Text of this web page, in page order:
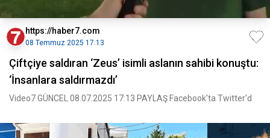
https://haber7.com
08 Temmuz 2025 17:13
Çiftçiye saldıran ‘Zeus’ isimli aslanın sahibi konuştu:
‘İnsanlara saldırmazdı’
Video7 GÜNCEL 08.07.2025 17:13 PAYLAŞ Facebook'ta Twitter'd